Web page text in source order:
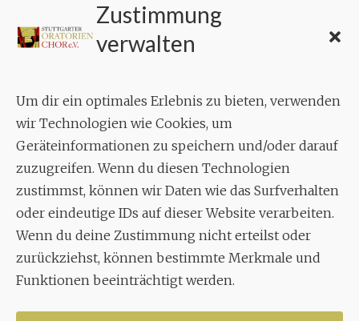
Zustimmung
verwalten
Um dir ein optimales Erlebnis zu bieten, verwenden
wir Technologien wie Cookies, um
Geräteinformationen zu speichern und/oder darauf
zuzugreifen. Wenn du diesen Technologien
zustimmst, können wir Daten wie das Surfverhalten
oder eindeutige IDs auf dieser Website verarbeiten.
Wenn du deine Zustimmung nicht erteilst oder
zurückziehst, können bestimmte Merkmale und
Funktionen beeinträchtigt werden.
KONTAKT
Geschäftsstelle:
Aixheimer Str. 18
70619 Stuttgart
MUSIK
Musikalischer Leiter:
Enrico Trummer
Tel.+49 (0)177 / 34 23 57 1
Facebook
TwitterYouTube